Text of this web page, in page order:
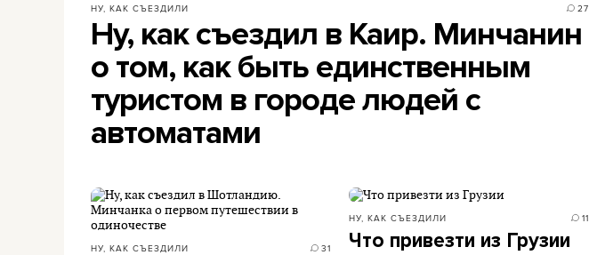
НУ, КАК СЪЕЗДИЛИ 27
Ну, как съездил в Каир. Минчанин
о том, как быть единственным
туристом в городе людей с
автоматами
НУ, КАК СЪЕЗДИЛИ 31
НУ, КАК СЪЕЗДИЛИ 11
Что привезти из Грузии